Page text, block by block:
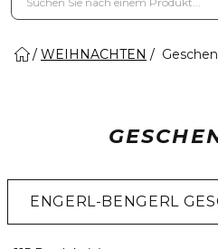
WEIHNACHTEN
ENGERL-BENGERL